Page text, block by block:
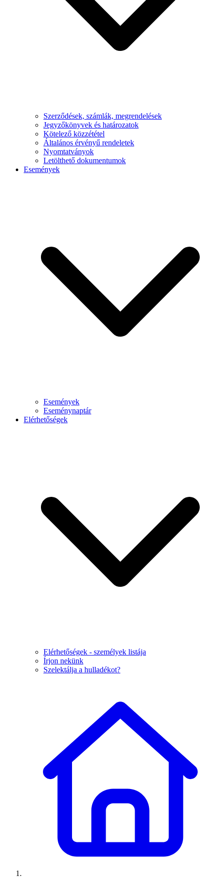
Szerződések, számlák, megrendelések
Jegyzőkönyvek és határozatok
Kötelező közzététel
Általános érvényű rendeletek
Nyomtatványok
Letölthető dokumentumok
Események
Események
Eseménynaptár
Elérhetőségek
Elérhetőségek - személyek listája
Írjon nekünk
Szelektálja a hulladékot?